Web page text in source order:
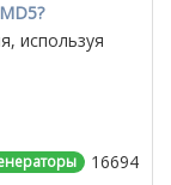
используя
16694